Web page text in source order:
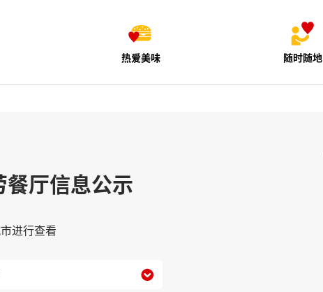
热爱美味 随时随地
餐厅信息公示
进行查看
